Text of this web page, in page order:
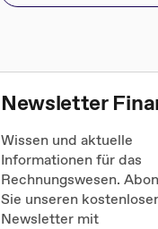
Newsletter
Wissen und aktuelle
Informationen für das
Rechnungswesen.
Sie unseren
Newsletter mit